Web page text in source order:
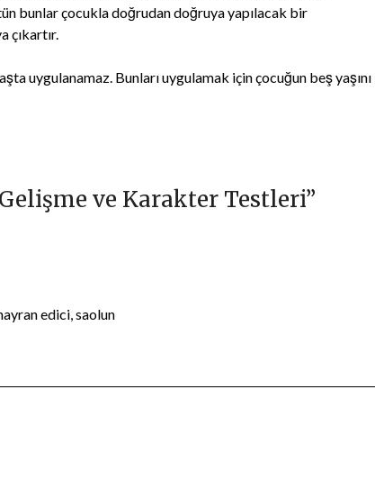
bunlar çocukla doğrudan doğruya yapılacak bir
çıkartır.
uygulanamaz. Bunları uygulamak için çocuğun beş yaşını
ve Karakter Testleri”
edici, saolun